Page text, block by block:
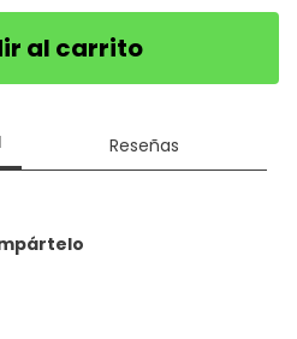
al carrito
Reseñas